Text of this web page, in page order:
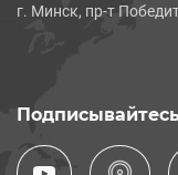
г. Минск, пр-т